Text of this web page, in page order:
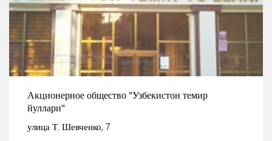
Смотреть детали
Акционерное общество "Узбекистон темир
йуллари"
улица Т. Шевченко, 7